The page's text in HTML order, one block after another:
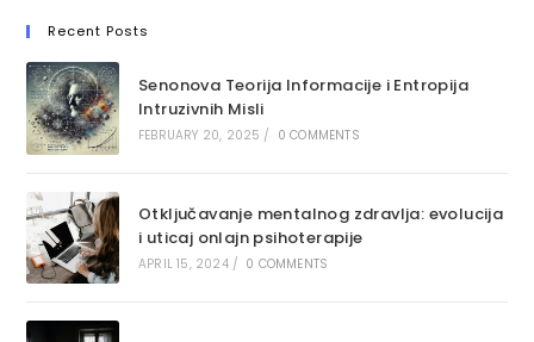
Recent Posts
Senonova Teorija Informacije i Entropija
Intruzivnih Misli
FEBRUARY 20, 2025 / 0 COMMENTS
Otključavanje mentalnog zdravlja: ​​evolucija
i uticaj onlajn psihoterapije
APRIL 15, 2024 / 0 COMMENTS